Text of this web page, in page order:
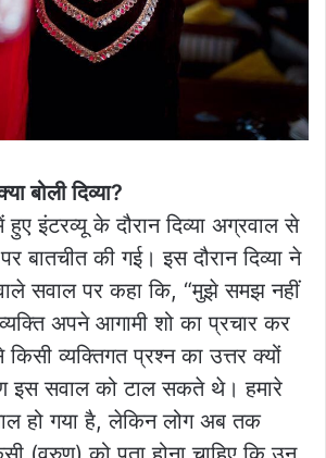
बोली दिव्या?
इंटरव्यू के दौरान दिव्या अग्रवाल से
बातचीत की गई। इस दौरान दिव्या ने
सवाल पर कहा कि, “मुझे समझ नहीं
अपने आगामी शो का प्रचार कर
किसी व्यक्तिगत प्रश्न का उत्तर क्यों
इस सवाल को टाल सकते थे। हमारे
हो गया है, लेकिन लोग अब तक